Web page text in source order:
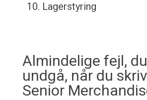
Lagerstyring
Almindelige fejl,
undgå, når du
Senior